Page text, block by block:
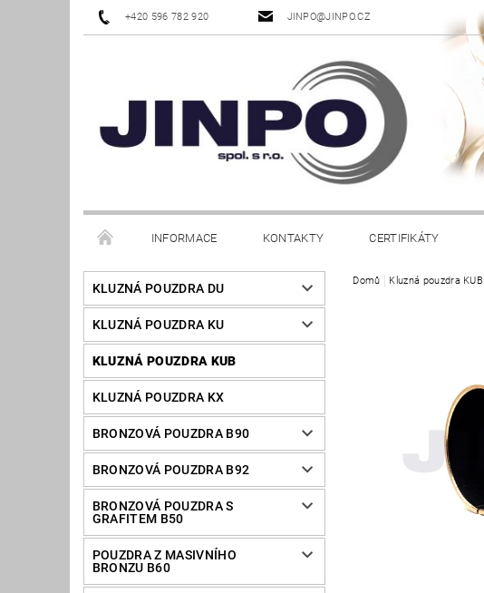
+420 596 782 920 JINPO@JINPO.CZ
INFORMACE KONTAKTY CERTIFIKÁTY
KLUZNÁ POUZDRA DU
KLUZNÁ POUZDRA KU
KLUZNÁ POUZDRA KUB
KLUZNÁ POUZDRA KX
BRONZOVÁ POUZDRA B90
BRONZOVÁ POUZDRA B92
BRONZOVÁ POUZDRA S
GRAFITEM B50
POUZDRA Z MASIVNÍHO
BRONZU B60
Domů Kluzná pouzdra KUB